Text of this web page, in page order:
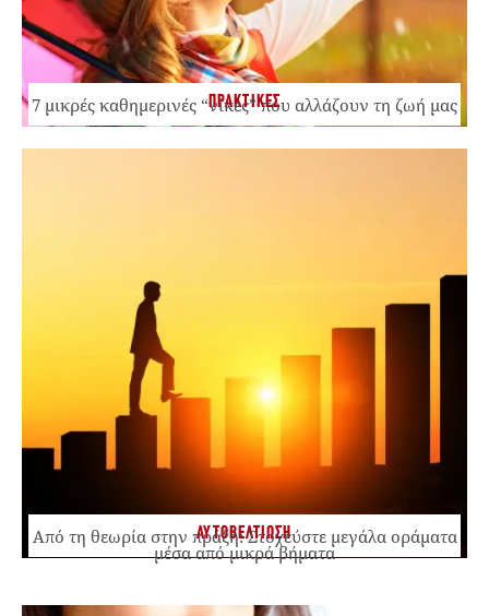
ΠΡΑΚΤΙΚΕΣ
7 μικρές καθημερινές “νίκες” που αλλάζουν τη ζωή μας
ΑΥΤΟΒΕΛΤΙΩΣΗ
Από τη θεωρία στην πράξη: Στοχεύστε μεγάλα οράματα
μέσα από μικρά βήματα